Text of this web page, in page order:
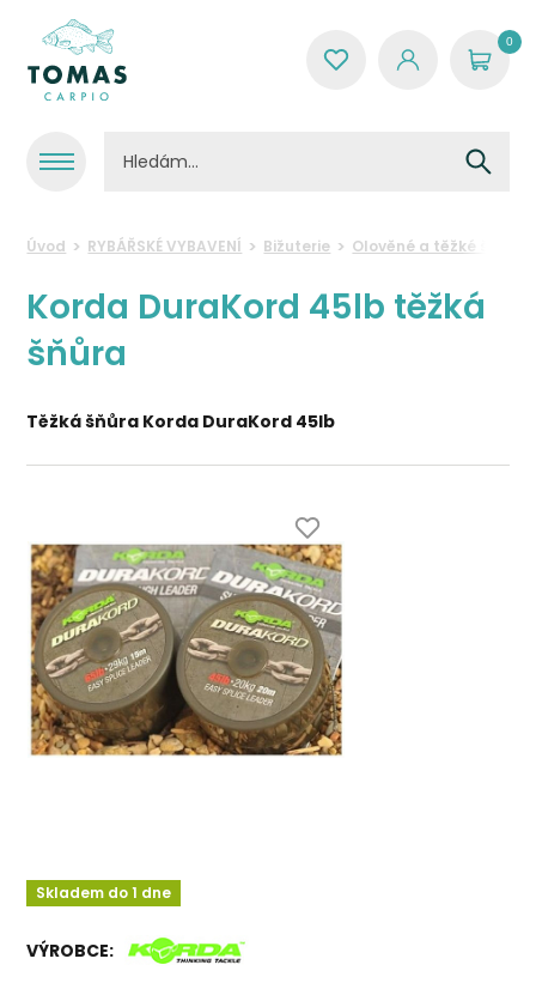
0
Úvod RYBÁŘSKÉ VYBAVENÍ Bižuterie Olověné a těžké šňůry
Korda DuraKord 45lb těžká
šňůra
Těžká šňůra Korda DuraKord 45lb
Skladem do 1 dne
VÝROBCE: